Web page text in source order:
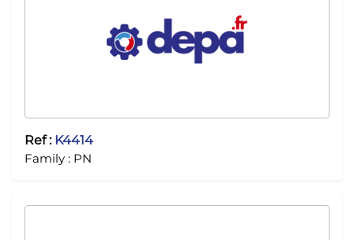
Ref : K4414
Family : PN